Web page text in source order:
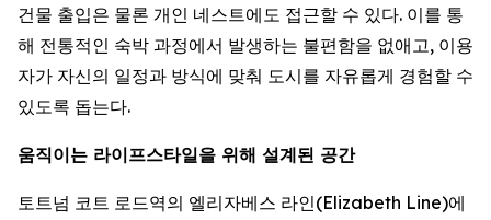
건물 출입은 물론 개인 네스트에도 접근할 수 있다. 이를 통
해 전통적인 숙박 과정에서 발생하는 불편함을 없애고, 이용
자가 자신의 일정과 방식에 맞춰 도시를 자유롭게 경험할 수
있도록 돕는다.
움직이는 라이프스타일을 위해 설계된 공간
토트넘 코트 로드역의 엘리자베스 라인(Elizabeth Line)에